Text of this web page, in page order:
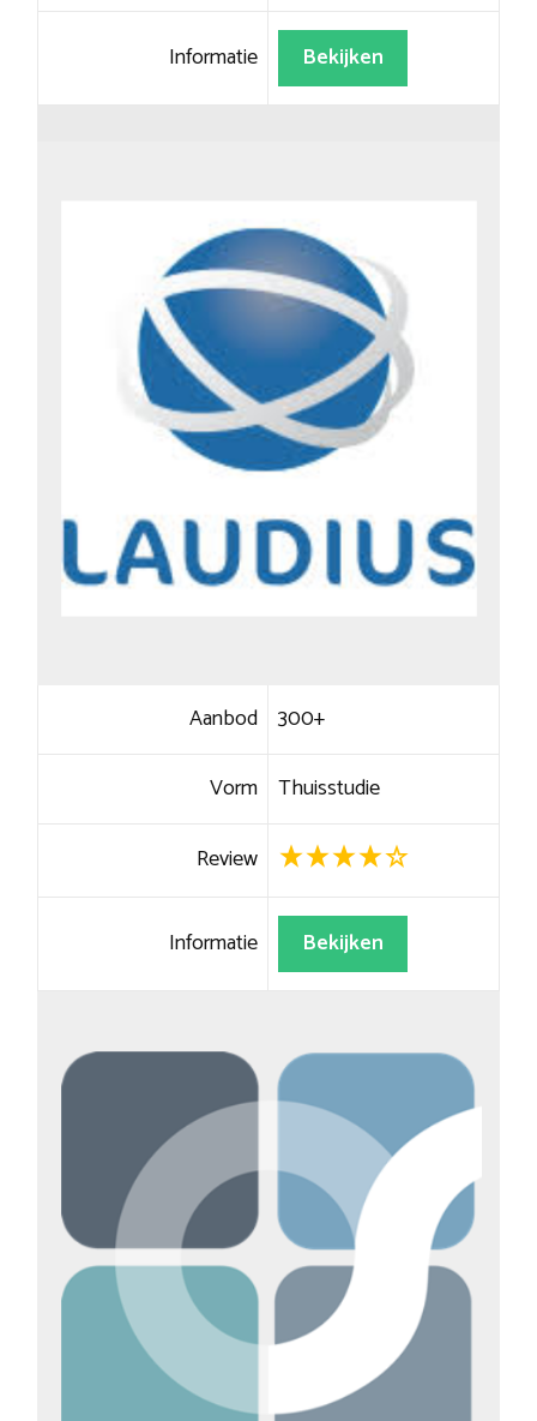
Informatie Bekijken
Aanbod 300+
Vorm Thuisstudie
Review
Informatie Bekijken